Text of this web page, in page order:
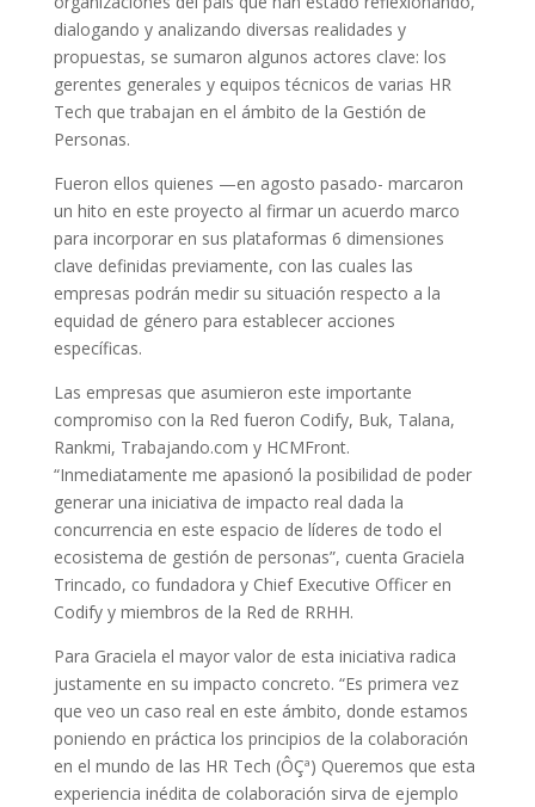
dialogando y analizando diversas realidades y
propuestas, se sumaron algunos actores clave: los
gerentes generales y equipos técnicos de varias HR
Tech que trabajan en el ámbito de la Gestión de
Personas.
Fueron ellos quienes —en agosto pasado- marcaron
un hito en este proyecto al firmar un acuerdo marco
para incorporar en sus plataformas 6 dimensiones
clave definidas previamente, con las cuales las
empresas podrán medir su situación respecto a la
equidad de género para establecer acciones
específicas.
Las empresas que asumieron este importante
compromiso con la Red fueron Codify, Buk, Talana,
Rankmi, Trabajando.com y HCMFront.
“Inmediatamente me apasionó la posibilidad de poder
generar una iniciativa de impacto real dada la
concurrencia en este espacio de líderes de todo el
ecosistema de gestión de personas”, cuenta Graciela
Trincado, co fundadora y Chief Executive Officer en
Codify y miembros de la Red de RRHH.
Para Graciela el mayor valor de esta iniciativa radica
justamente en su impacto concreto. “Es primera vez
que veo un caso real en este ámbito, donde estamos
poniendo en práctica los principios de la colaboración
en el mundo de las HR Tech (ÔÇª) Queremos que esta
experiencia inédita de colaboración sirva de ejemplo